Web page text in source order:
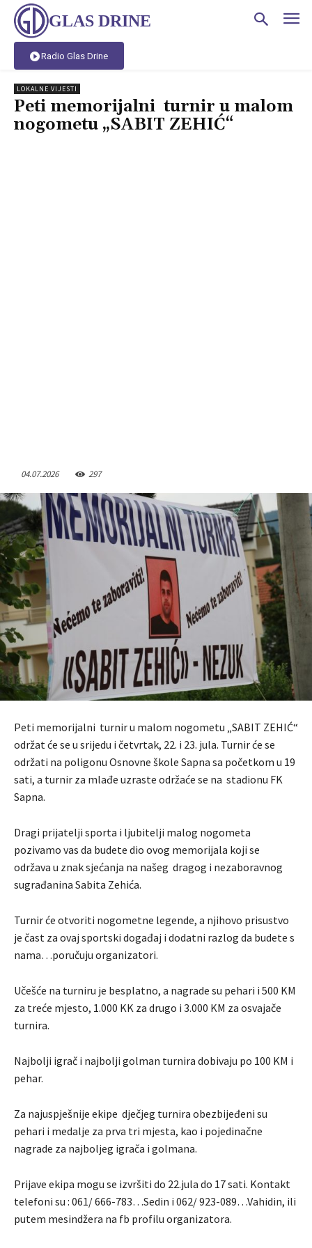
GLAS DRINE
Radio Glas Drine
LOKALNE VIJESTI
Peti memorijalni turnir u malom
nogometu „SABIT ZEHIĆ“
04.07.2026 297
Peti memorijalni turnir u malom nogometu „SABIT ZEHIĆ“
održat će se u srijedu i četvrtak, 22. i 23. jula. Turnir će se
održati na poligonu Osnovne škole Sapna sa početkom u 19
sati, a turnir za mlađe uzraste održaće se na stadionu FK
Sapna.
Dragi prijatelji sporta i ljubitelji malog nogometa
pozivamo vas da budete dio ovog memorijala koji se
održava u znak sjećanja na našeg dragog i nezaboravnog
sugrađanina Sabita Zehića.
Turnir će otvoriti nogometne legende, a njihovo prisustvo
je čast za ovaj sportski događaj i dodatni razlog da budete s
nama…poručuju organizatori.
Učešće na turniru je besplatno, a nagrade su pehari i 500 KM
za treće mjesto, 1.000 KK za drugo i 3.000 KM za osvajače
turnira.
Najbolji igrač i najbolji golman turnira dobivaju po 100 KM i
pehar.
Za najuspješnije ekipe dječjeg turnira obezbijeđeni su
pehari i medalje za prva tri mjesta, kao i pojedinačne
nagrade za najboljeg igrača i golmana.
Prijave ekipa mogu se izvršiti do 22.jula do 17 sati. Kontakt
telefoni su : 061/ 666-783…Sedin i 062/ 923-089…Vahidin, ili
putem mesindžera na fb profilu organizatora.